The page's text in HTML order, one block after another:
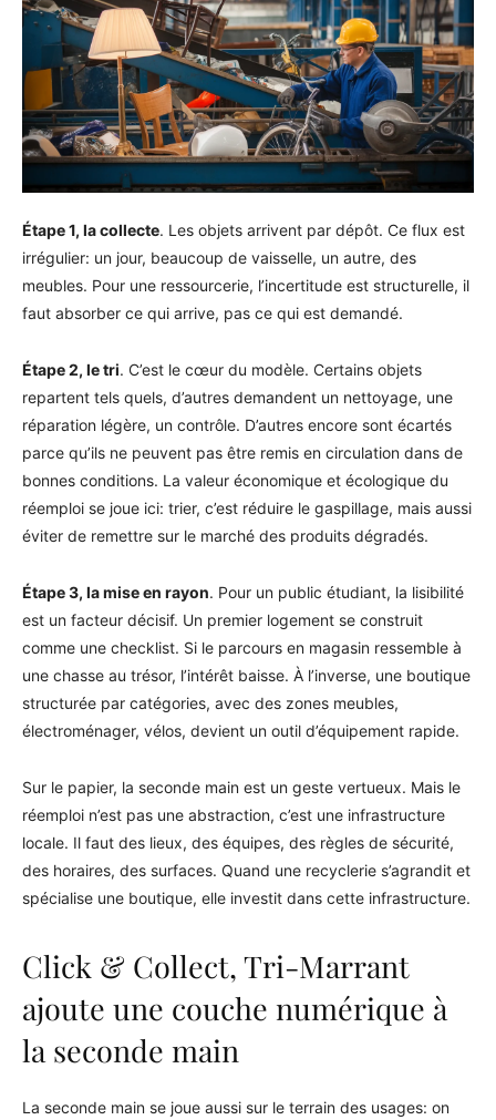
Étape 1, la collecte. Les objets arrivent par dépôt. Ce flux est
irrégulier: un jour, beaucoup de vaisselle, un autre, des
meubles. Pour une ressourcerie, l’incertitude est structurelle, il
faut absorber ce qui arrive, pas ce qui est demandé.
Étape 2, le tri. C’est le cœur du modèle. Certains objets
repartent tels quels, d’autres demandent un nettoyage, une
réparation légère, un contrôle. D’autres encore sont écartés
parce qu’ils ne peuvent pas être remis en circulation dans de
bonnes conditions. La valeur économique et écologique du
réemploi se joue ici: trier, c’est réduire le gaspillage, mais aussi
éviter de remettre sur le marché des produits dégradés.
Étape 3, la mise en rayon. Pour un public étudiant, la lisibilité
est un facteur décisif. Un premier logement se construit
comme une checklist. Si le parcours en magasin ressemble à
une chasse au trésor, l’intérêt baisse. À l’inverse, une boutique
structurée par catégories, avec des zones meubles,
électroménager, vélos, devient un outil d’équipement rapide.
Sur le papier, la seconde main est un geste vertueux. Mais le
réemploi n’est pas une abstraction, c’est une infrastructure
locale. Il faut des lieux, des équipes, des règles de sécurité,
des horaires, des surfaces. Quand une recyclerie s’agrandit et
spécialise une boutique, elle investit dans cette infrastructure.
Click & Collect, Tri-Marrant
ajoute une couche numérique à
la seconde main
La seconde main se joue aussi sur le terrain des usages: on